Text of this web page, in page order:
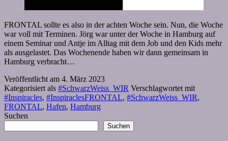
FRONTAL sollte es also in der achten Woche sein. Nun, die Woche
war voll mit Terminen. Jörg war unter der Woche in Hamburg auf
einem Seminar und Antje im Alltag mit dem Job und den Kids mehr
als ausgelastet. Das Wochenende haben wir dann gemeinsam in
Hamburg verbracht…
Veröffentlicht am 4. März 2023
Kategorisiert als #SchwarzWeiss_WIR Verschlagwortet mit
#Inspiracles, #InspiraclesFRONTAL, #SchwarzWeiss_WIR,
FRONTAL, Hafen, Hamburg
Suchen
Suchen